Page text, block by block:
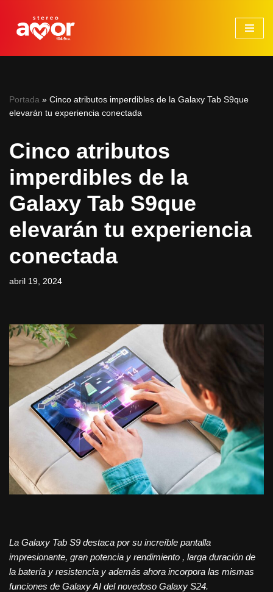
Saltar
Portada » Cinco atributos imperdibles de la Galaxy Tab S9que
elevarán tu experiencia conectada
Cinco atributos
imperdibles de la
Galaxy Tab S9que
elevarán tu experiencia
conectada
abril 19, 2024
La Galaxy Tab S9 destaca por su increíble pantalla
impresionante, gran potencia y rendimiento , larga duración de
la batería y resistencia y además ahora incorpora las mismas
funciones de Galaxy AI del novedoso Galaxy S24.